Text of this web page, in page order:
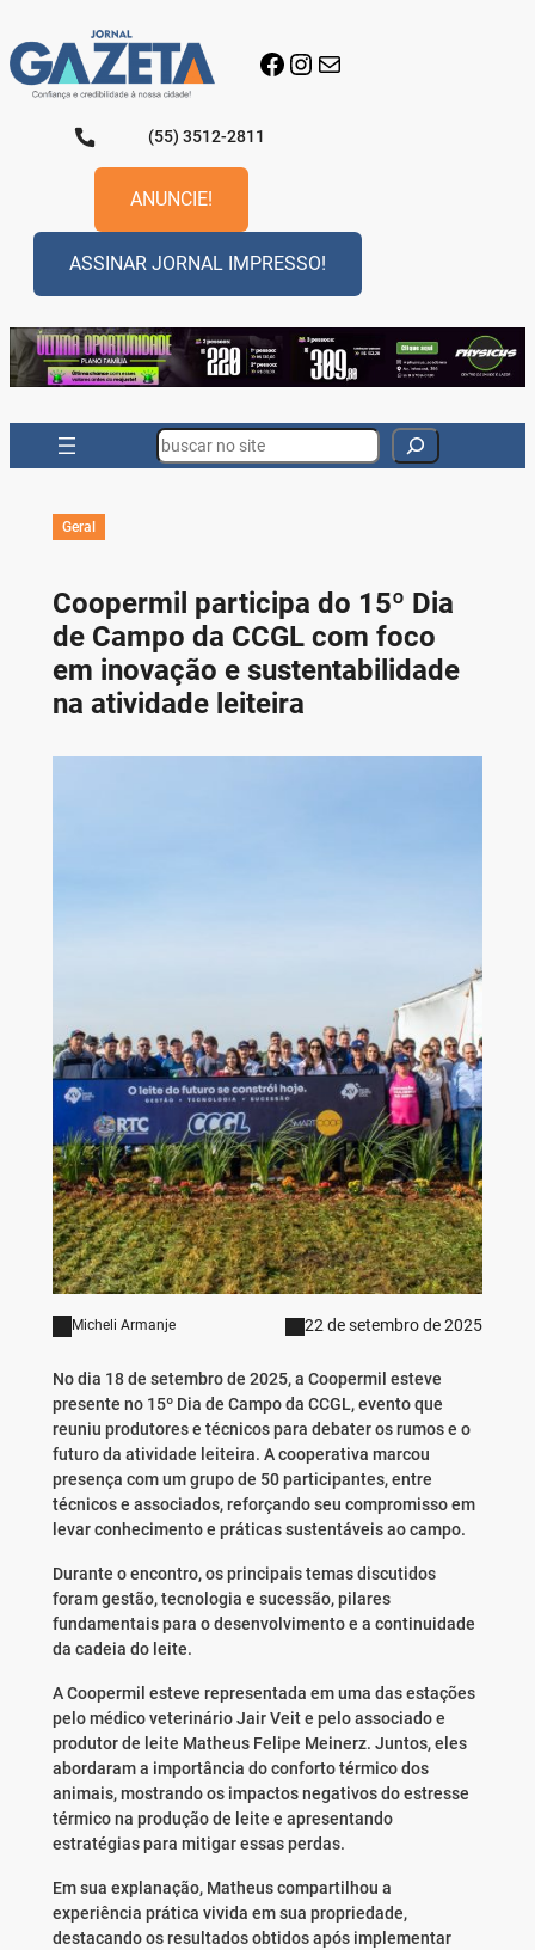
para
o
conteúdo
Facebook
Instagram
E-mail
(55) 3512-2811
ANUNCIE!
ASSINAR JORNAL IMPRESSO!
Search
Geral
Coopermil participa do 15º Dia
de Campo da CCGL com foco
em inovação e sustentabilidade
na atividade leiteira
Micheli Armanje 22 de setembro de 2025
No dia 18 de setembro de 2025, a Coopermil esteve
presente no 15º Dia de Campo da CCGL, evento que
reuniu produtores e técnicos para debater os rumos e o
futuro da atividade leiteira. A cooperativa marcou
presença com um grupo de 50 participantes, entre
técnicos e associados, reforçando seu compromisso em
levar conhecimento e práticas sustentáveis ao campo.
Durante o encontro, os principais temas discutidos
foram gestão, tecnologia e sucessão, pilares
fundamentais para o desenvolvimento e a continuidade
da cadeia do leite.
A Coopermil esteve representada em uma das estações
pelo médico veterinário Jair Veit e pelo associado e
produtor de leite Matheus Felipe Meinerz. Juntos, eles
abordaram a importância do conforto térmico dos
animais, mostrando os impactos negativos do estresse
térmico na produção de leite e apresentando
estratégias para mitigar essas perdas.
Em sua explanação, Matheus compartilhou a
experiência prática vivida em sua propriedade,
destacando os resultados obtidos após implementar